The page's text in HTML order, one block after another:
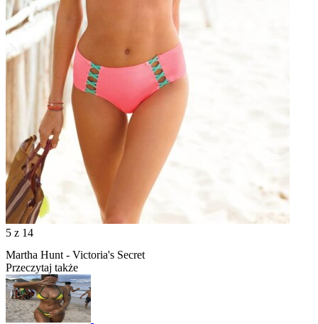
5 z 14
Martha Hunt - Victoria's Secret
Przeczytaj także